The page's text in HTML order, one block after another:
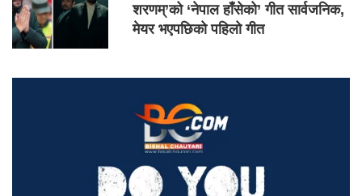
शरणम्’को ‘नेपाल हाँसेको’ गीत सार्वजनिक,
मेयर भएपछिको पहिलो गीत